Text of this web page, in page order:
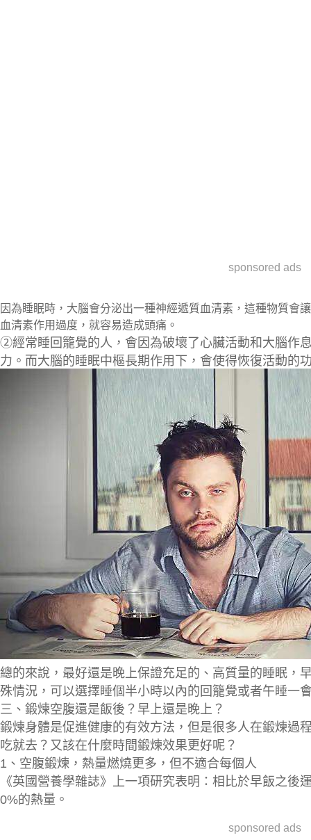
sponsored ads
因為睡眠時，大腦會分泌出一種神經遞質血清素，這種物質會
血清素作用過度，就容易造成頭痛。
②經常睡回籠覺的人，會因為破壞了心臟活動和大腦作
力 。而大腦的睡眠中樞長期作用下，會使得恢復活動的
總的來說，最好還是晚上保證充足的、高質量的睡眠 ，
殊情況，可以選擇睡個半小時以內 的回籠覺或者午睡一
三、鍛煉空腹還是飯後？早上還是晚上？
鍛煉身體是促進健康的有效方法，但是很多人在鍛煉過
吃就去？又該在什麼時間鍛煉效果更好呢？
1、 空腹鍛煉，熱量燃燒更多，但不適合每個人
《英國營養學雜誌》上一項研究表明：相比於早飯之後
0%的熱量 。
sponsored ads